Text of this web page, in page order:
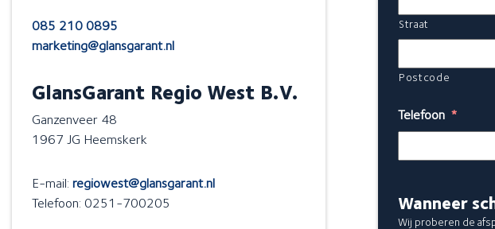
Straat
Postcode
Telefoon *
Wanneer
Wij proberen de
085 210 0895
marketing@glansgarant.nl
GlansGarant Regio West B.V.
Ganzenveer 48
1967 JG Heemskerk
E-mail: regiowest@glansgarant.nl
Telefoon: 0251-700205